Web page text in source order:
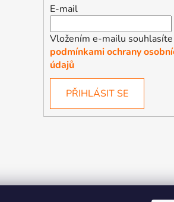
E-mail
Vložením e-mailu souhlasíte
podmínkami ochrany
údajů
PŘIHLÁSIT SE